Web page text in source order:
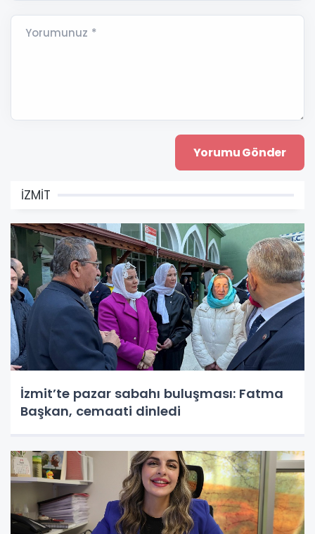
Yorumunuz *
İZMİT
İzmit’te pazar sabahı buluşması: Fatma
Başkan, cemaati dinledi